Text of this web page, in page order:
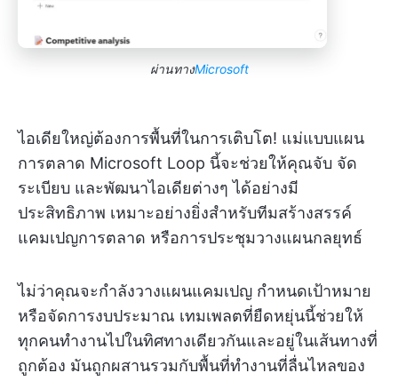
ผ่านทางMicrosoft
ไอเดียใหญ่ต้องการพื้นที่ในการเติบโต! แม่แบบแผน
การตลาด Microsoft Loop นี้จะช่วยให้คุณจับ จัด
ระเบียบ และพัฒนาไอเดียต่างๆ ได้อย่างมี
ประสิทธิภาพ เหมาะอย่างยิ่งสำหรับทีมสร้างสรรค์
แคมเปญการตลาด หรือการประชุมวางแผนกลยุทธ์
ไม่ว่าคุณจะกำลังวางแผนแคมเปญ กำหนดเป้าหมาย
หรือจัดการงบประมาณ เทมเพลตที่ยืดหยุ่นนี้ช่วยให้
ทุกคนทำงานไปในทิศทางเดียวกันและอยู่ในเส้นทางที่
ถูกต้อง มันถูกผสานรวมกับพื้นที่ทำงานที่ลื่นไหลของ